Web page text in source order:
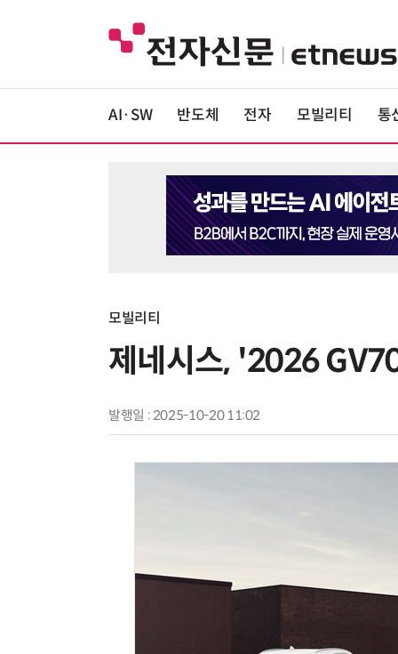
AI·SW 반도체 전자 모빌리티 통
모빌리티
제네시스, '2026
발행일 : 2025-10-20 11:02